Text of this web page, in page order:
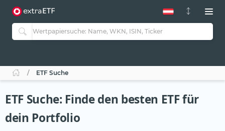
ETF Suche
ETF Suche: Finde den besten ETF für
dein Portfolio